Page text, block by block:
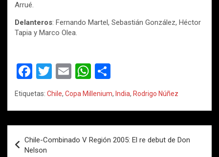
Arrué.
Delanteros: Fernando Martel, Sebastián González, Héctor
Tapia y Marco Olea.
F
a
ce
o
o
T
wi
tt
E
m
ail
W
h
at
A
p
o
m
ar
Etiquetas: Chile, Copa Millenium, India, Rodrigo Núñez
de
Chile-Combinado V Región 2005: El re debut de Don
Nelson